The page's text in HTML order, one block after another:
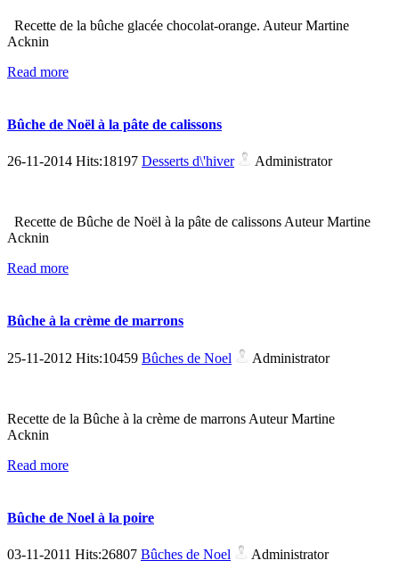
Recette de la bûche glacée chocolat-orange. Auteur Martine
Acknin
Read more
Bûche de Noël à la pâte de calissons
26-11-2014 Hits:18197 Desserts d\'hiver Administrator
Recette de Bûche de Noël à la pâte de calissons Auteur Martine
Acknin
Read more
Bûche à la crème de marrons
25-11-2012 Hits:10459 Bûches de Noel Administrator
Recette de la Bûche à la crème de marrons Auteur Martine
Acknin
Read more
Bûche de Noel à la poire
03-11-2011 Hits:26807 Bûches de Noel Administrator